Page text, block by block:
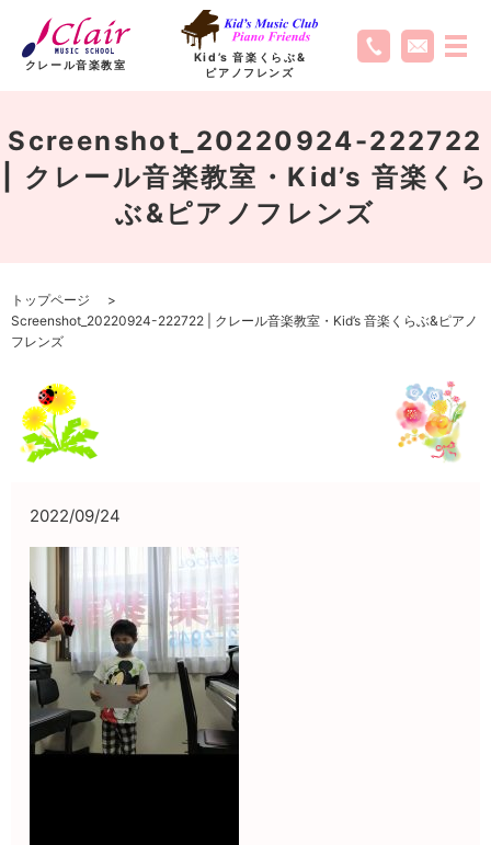
クレール音楽教室
Kid’s 音楽くらぶ&
ピアノフレンズ
Screenshot_20220924-222722
| クレール音楽教室・Kid’s 音楽くら
ぶ&ピアノフレンズ
トップページ
Screenshot_20220924-222722 | クレール音楽教室・Kid’s 音楽くらぶ&ピアノ
フレンズ
2022/09/24